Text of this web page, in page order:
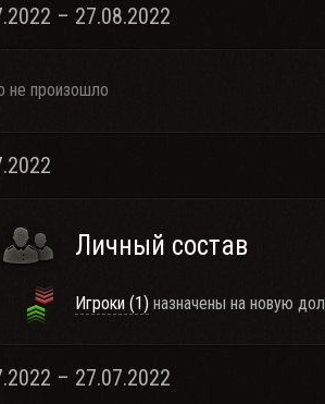
– 27.08.2022
не произошло
Личный состав
Игроки (1) назначены на новую
– 27.07.2022